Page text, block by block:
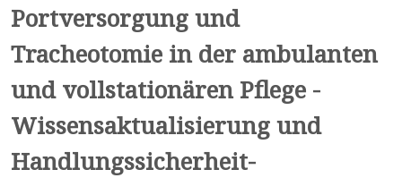
Portversorgung und
Tracheotomie in der ambulanten
und vollstationären Pflege -
Wissensaktualisierung und
Handlungssicherheit-